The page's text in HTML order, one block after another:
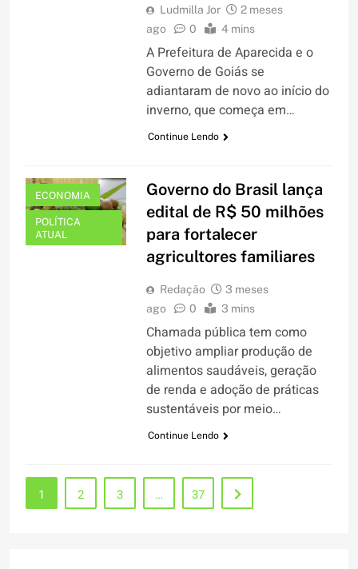
Ludmilla Jor
2 meses
ago
0 4 mins
A Prefeitura de Aparecida e o
Governo de Goiás se
adiantaram de novo ao início do
inverno, que começa em…
Continue Lendo
ECONOMIA
POLÍTICA
ATUAL
Governo do Brasil lança
edital de R$ 50 milhões
para fortalecer
agricultores familiares
Redação
3 meses
ago
0 3 mins
Chamada pública tem como
objetivo ampliar produção de
alimentos saudáveis, geração
de renda e adoção de práticas
sustentáveis por meio…
Continue Lendo
1 2 3 … 37